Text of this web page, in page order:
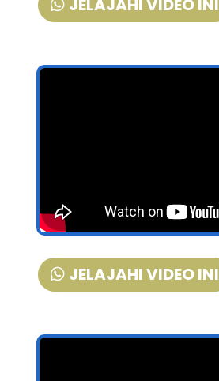
JELAJAHI VIDEO INI
JELAJAHI VIDEO INI